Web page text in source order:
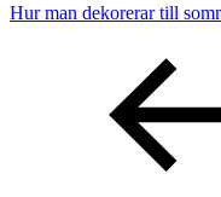
Hur man dekorerar till